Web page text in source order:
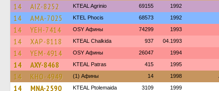
14 AIZ-8252 KTEAL Agrinio 69155 1992
14 AMA-7025 ΚΤΕL Phocis 68573 1992
14 YEH-7414 OSY Афины 74299 1993
14 XAP-8118 KTEAL Chalkida 937 04.1993
14 YEM-4914 OSY Афины 26047 1994
14 AXY-8468 KTEAL Patras 415 1995
14 KHO-4949 (1) Афины 14 1998
14 MNA-2590 KTEAL Ptolemaida 3109 1999